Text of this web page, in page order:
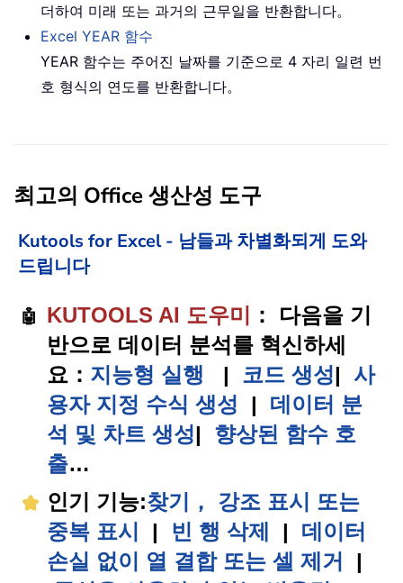
더하여 미래 또는 과거의 근무일을 반환합니다。
Excel YEAR 함수
YEAR 함수는 주어진 날짜를 기준으로 4 자리 일련 번
호 형식의 연도를 반환합니다。
최고의 Office 생산성 도구
Kutools for Excel - 남들과 차별화되게 도와
드립니다
🤖 KUTOOLS AI 도우미
： 다음을 기
반으로 데이터 분석를 혁신하세
요： 지능형 실행 | 코드 생성| 사
용자 지정 수식 생성
|
데이터 분
석 및 차트 생성|
향상된 함수 호
출…
인기 기능:찾기， 강조 표시 또는
중복 표시
| 빈 행 삭제 |
데이터
손실 없이 열 결합 또는 셀 제거
|